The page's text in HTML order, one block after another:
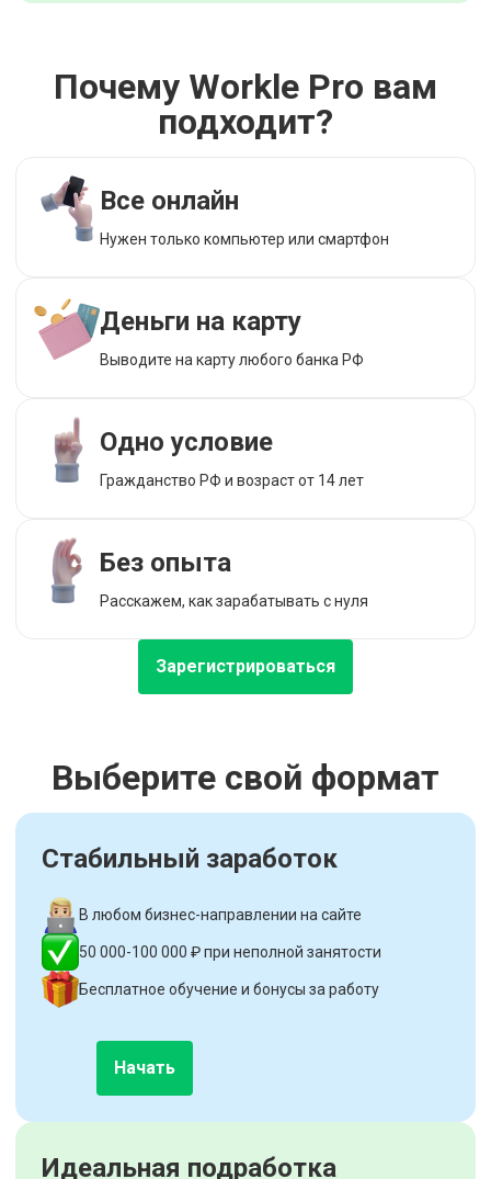
Почему Workle Pro вам
подходит?
Все онлайн
Нужен только компьютер или смартфон
Деньги на карту
Выводите на карту любого банка РФ
Одно условие
Гражданство РФ и возраст от 14 лет
Без опыта
Расскажем, как зарабатывать с нуля
Зарегистрироваться
Выберите свой формат
Стабильный заработок
В любом бизнес-направлении на сайте
50 000-100 000 ₽ при неполной занятости
Бесплатное обучение и бонусы за работу
Начать
Идеальная подработка